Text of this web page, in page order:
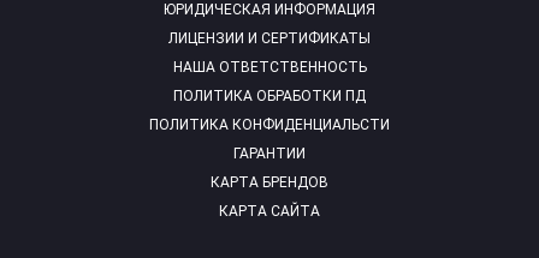
ЮРИДИЧЕСКАЯ ИНФОРМАЦИЯ
ЛИЦЕНЗИИ И СЕРТИФИКАТЫ
НАША ОТВЕТСТВЕННОСТЬ
ПОЛИТИКА ОБРАБОТКИ ПД
ПОЛИТИКА КОНФИДЕНЦИАЛЬСТИ
ГАРАНТИИ
КАРТА БРЕНДОВ
КАРТА САЙТА